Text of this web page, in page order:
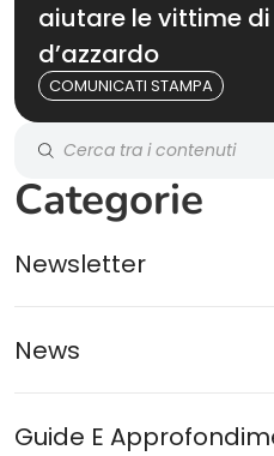
aiutare le vittime
d’azzardo
COMUNICATI STAMPA
Categorie
Newsletter
News
Guide E